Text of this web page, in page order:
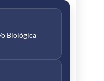
Biológica
Enfermería
I
de Vida I
(1 Crédito)